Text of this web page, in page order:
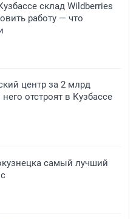
склад Wildberries
работу — что
центр за 2 млрд
отстроят в Кузбассе
самый лучший